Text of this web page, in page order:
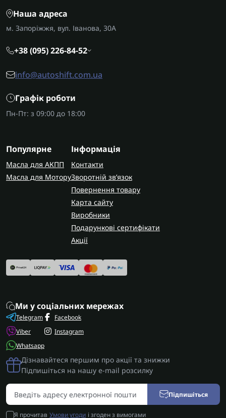
Наша адреса
м. Запоріжжя, вул. Іванова, 30А
+38 (095) 226-84-52
info@autoshift.com.ua
Графік роботи
Пн-Пт: з 09:00 до 18:00
Популярне
Масла для АКПП
Масла для Мотору
Інформація
Контакти
Зворотній зв’язок
Повернення товару
Карта сайту
Виробники
Подарункові сертифікати
Акції
Ми у соціальних мережах
Telegram
Viber
Whatsapp
Facebook
Instagram
Дізнавайтеся першим про акції та знижки
Підпишіться на нашу e-mail розсилку
Підпишіться
Я прочитав Умови угоди і згоден з вимогами